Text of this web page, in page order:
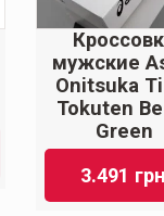
мужские
Onitsuka
Tokuten
Green
3.491